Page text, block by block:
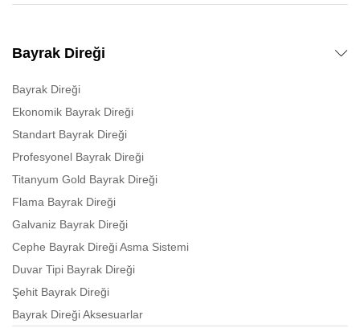
Bayrak Direği
Bayrak Direği
Ekonomik Bayrak Direği
Standart Bayrak Direği
Profesyonel Bayrak Direği
Titanyum Gold Bayrak Direği
Flama Bayrak Direği
Galvaniz Bayrak Direği
Cephe Bayrak Direği Asma Sistemi
Duvar Tipi Bayrak Direği
Şehit Bayrak Direği
Bayrak Direği Aksesuarlar